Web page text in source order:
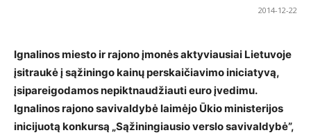
2014-12-22
Ignalinos miesto ir rajono įmonės aktyviausiai Lietuvoje
įsitraukė į sąžiningo kainų perskaičiavimo iniciatyvą,
įsipareigodamos nepiktnaudžiauti euro įvedimu.
Ignalinos rajono savivaldybė laimėjo Ūkio ministerijos
inicijuotą konkursą „Sąžiningiausio verslo savivaldybė”,